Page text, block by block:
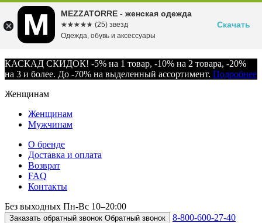
КАСКАД СКИДОК! -5% на 1 товар, -10% на 2 товара, -20%
на 3 и более. До -70% на выделенный ассортимент. Подробнее
Женщинам
Женщинам
Мужчинам
О бренде
Доставка и оплата
Возврат
FAQ
Контакты
Без выходных Пн-Вс 10–20:00
Заказать обратный звонок Обратный звонок 8-800-600-27-40
MEZZATORRE - женская одежда
☆☆☆☆☆
★★★★★ (25) звезд
Одежда, обувь и аксессуары
Скачать